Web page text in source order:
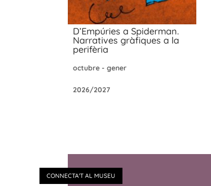
D’Empúries a Spiderman.
Narratives gràfiques a la
perifèria
octubre - gener
2026/2027
CONNECTA'T AL MUSEU